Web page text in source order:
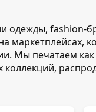
одежды, fashion-
маркетплейсах,
Мы печатаем как
коллекций,